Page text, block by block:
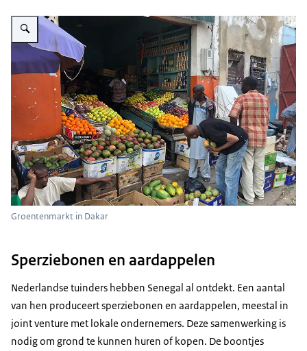
Vergroot afbeelding Groentenmarkt in Dakar
Groentenmarkt in Dakar
Sperziebonen en aardappelen
Nederlandse tuinders hebben Senegal al ontdekt. Een aantal
van hen produceert sperziebonen en aardappelen, meestal in
joint venture met lokale ondernemers. Deze samenwerking is
nodig om grond te kunnen huren of kopen. De boontjes